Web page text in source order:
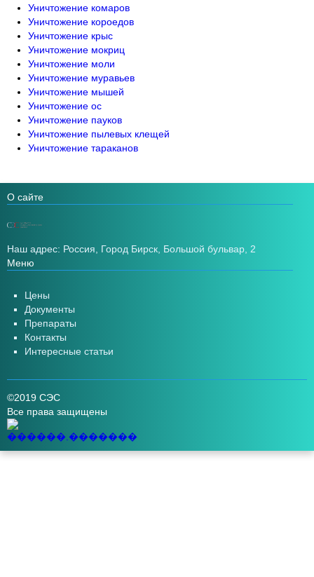
Уничтожение комаров
Уничтожение короедов
Уничтожение крыс
Уничтожение мокриц
Уничтожение моли
Уничтожение муравьев
Уничтожение мышей
Уничтожение ос
Уничтожение пауков
Уничтожение пылевых клещей
Уничтожение тараканов
О сайте
Наш адрес: Россия, Город Бирск, Большой бульвар, 2
Меню
Цены
Документы
Препараты
Контакты
Интересные статьи
©2019 СЭС
Все права защищены